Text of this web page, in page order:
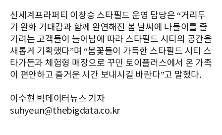
신세계프라퍼티 이창승 스타필드 운영 담당은 “거리두
기 완화 기대감과 함께 완연해진 봄 날씨에 나들이를 즐
기려는 고객들이 늘어남에 따라 스타필드 시티의 공간을
새롭게 기획했다”며 “봄꽃들이 가득한 스타필드 시티 스
타가든과 체험형 매장으로 꾸민 토이플러스에서 온 가족
이 편안하고 즐거운 시간 보내시길 바란다”고 말했다.
이수현 빅데이터뉴스 기자
suhyeun@thebigdata.co.kr